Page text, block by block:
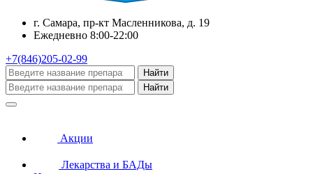
г. Самара, пр-кт Масленникова, д. 19
Ежедневно 8:00-22:00
+7(846)205-02-99
Найти
Найти
Акции
Лекарства и БАДы